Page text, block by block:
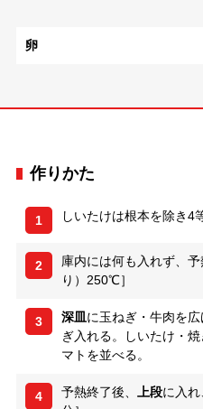
卵
作りかた
1 しいたけは根本を除き4
2
庫内には何も入れず、
り）250℃］
3 深皿に玉ねぎ・牛肉を
ぎ入れる。しいたけ・
マトを並べる。
4 予熱終了後、 上段に入